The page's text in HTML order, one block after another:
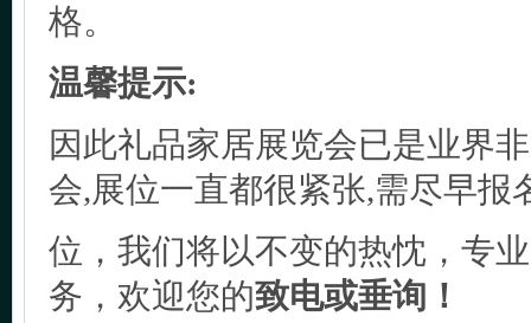
格。
温馨提示:
因此礼品家居展览会已是业界
会,展位一直都很紧张,需尽早报
位，我们将以不变的热忱，专
务，欢迎您的致电或垂询！